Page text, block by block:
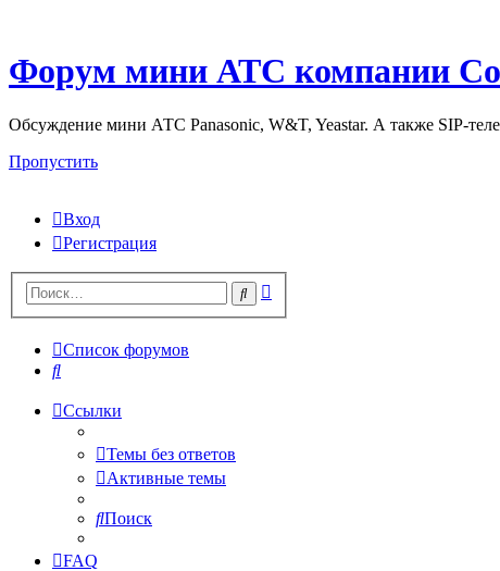
Форум мини АТС компании
Обсуждение мини АТС Panasonic, W&T, Yeastar. А также SIP-
Пропустить
Вход
Регистрация
Поиск
Список форумов
Поиск
Ссылки
Темы без ответов
Активные темы
Поиск
FAQ